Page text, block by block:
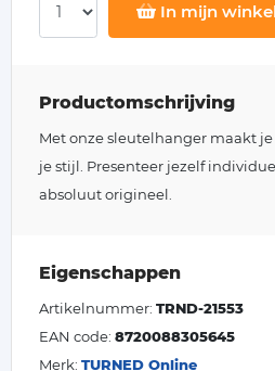
In mijn
Productomschrijving
Met onze sleutelhanger maakt
je stijl. Presenteer jezelf
absoluut origineel.
Eigenschappen
Artikelnummer: TRND-21553
EAN code: 8720088305645
Merk: TURNED Online